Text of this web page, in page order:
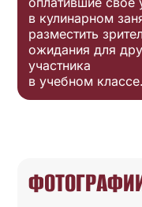
в кулинарном
разместить
ожидания для
участника
в учебном классе.